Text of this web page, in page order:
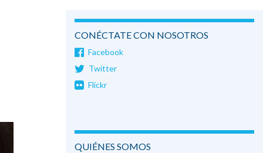
CONÉCTATE CON NOSOTROS
Facebook
Twitter
Flickr
QUIÉNES SOMOS